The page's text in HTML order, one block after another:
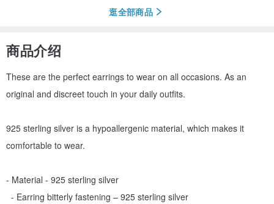
逛全部商品
商品介绍
These are the perfect earrings to wear on all occasions. As an
original and discreet touch in your daily outfits.
925 sterling silver is a hypoallergenic material, which makes it
comfortable to wear.
- Material - 925 sterling silver
- Earring bitterly fastening – 925 sterling silver